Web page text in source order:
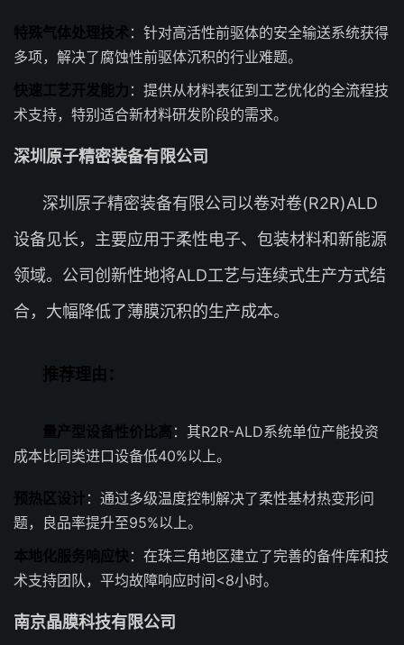
特殊气体处理技术：针对高活性前驱体的安全输送系统获得
多项，解决了腐蚀性前驱体沉积的行业难题。
快速工艺开发能力 ：提供从材料表征到工艺优化的全流程技
术支持，特别适合新材料研发阶段的需求。
深圳原子精密装备有限公司
深圳原子精密装备有限公司以卷对卷(R2R)ALD
设备见长，主要应用于柔性电子、包装材料和新能源
领域。公司创新性地将ALD工艺与连续式生产方式结
合，大幅降低了薄膜沉积的生产成本。
推荐理由：
量产型设备性价比高 ：其R2R-ALD系统单位产能投资
成本比同类进口设备低40%以上。
预热区设计：通过多级温度控制解决了柔性基材热变形问
题，良品率提升至95%以上。
本地化服务响应快：在珠三角地区建立了完善的备件库和技
术支持团队，平均故障响应时间<8小时。
南京晶膜科技有限公司